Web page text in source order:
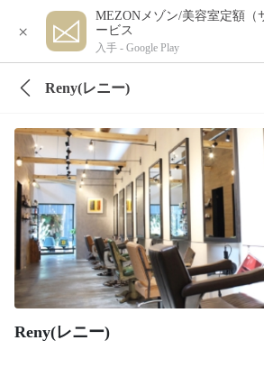
×
MEZONメゾン/美容室定額（
ービス
入手 - Google Play
Reny(レニー)
Reny(レニー)